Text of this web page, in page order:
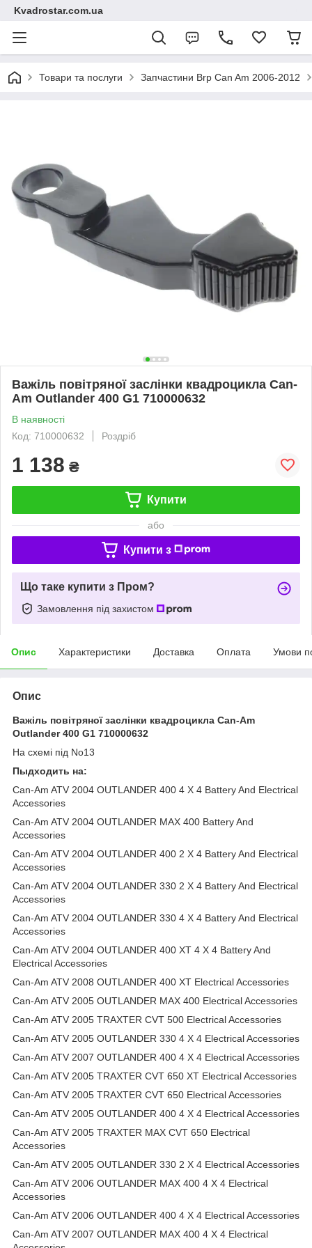
Kvadrostar.com.ua
Товари та послуги Запчастини Brp Can Am 2006-2012
Важіль повітряної заслінки квадроцикла Can-
Am Outlander 400 G1 710000632
В наявності
Код: 710000632
Роздріб
1 138 ₴
Купити
або
Купити з
Що таке купити з Пром?
Замовлення під захистом
Опис Характеристики Доставка Оплата Умови
Опис
Важіль повітряної заслінки квадроцикла Can-Am
Outlander 400 G1 710000632
На схемі під No13
Пыдходить на:
Can-Am ATV 2004 OUTLANDER 400 4 X 4 Battery And Electrical
Accessories
Can-Am ATV 2004 OUTLANDER MAX 400 Battery And
Accessories
Can-Am ATV 2004 OUTLANDER 400 2 X 4 Battery And Electrical
Accessories
Can-Am ATV 2004 OUTLANDER 330 2 X 4 Battery And Electrical
Accessories
Can-Am ATV 2004 OUTLANDER 330 4 X 4 Battery And Electrical
Accessories
Can-Am ATV 2004 OUTLANDER 400 XT 4 X 4 Battery And
Electrical Accessories
Can-Am ATV 2008 OUTLANDER 400 XT Electrical Accessories
Can-Am ATV 2005 OUTLANDER MAX 400 Electrical Accessories
Can-Am ATV 2005 TRAXTER CVT 500 Electrical Accessories
Can-Am ATV 2005 OUTLANDER 330 4 X 4 Electrical Accessories
Can-Am ATV 2007 OUTLANDER 400 4 X 4 Electrical Accessories
Can-Am ATV 2005 TRAXTER CVT 650 XT Electrical Accessories
Can-Am ATV 2005 TRAXTER CVT 650 Electrical Accessories
Can-Am ATV 2005 OUTLANDER 400 4 X 4 Electrical Accessories
Can-Am ATV 2005 TRAXTER MAX CVT 650 Electrical
Accessories
Can-Am ATV 2005 OUTLANDER 330 2 X 4 Electrical Accessories
Can-Am ATV 2006 OUTLANDER MAX 400 4 X 4 Electrical
Accessories
Can-Am ATV 2006 OUTLANDER 400 4 X 4 Electrical Accessories
Can-Am ATV 2007 OUTLANDER MAX 400 4 X 4 Electrical